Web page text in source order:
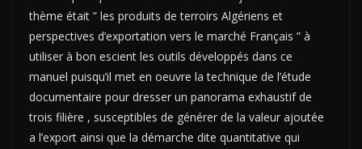
thème était ” les produits de terroirs Algériens et
perspectives d’exportation vers le marché Français ” à
utiliser à bon escient les outils développés dans ce
manuel puisqu’il met en oeuvre la technique de l’étude
documentaire pour dresser un panorama exhaustif de
trois filière , susceptibles de générer de la valeur ajoutée
a l’export ainsi que la démarche dite quantitative qui